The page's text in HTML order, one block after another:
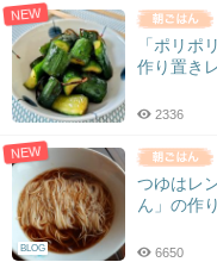
NEW
「ポリポ
作り置き
2336
NEW
BLOG
つゆはレ
ん」の作
6650